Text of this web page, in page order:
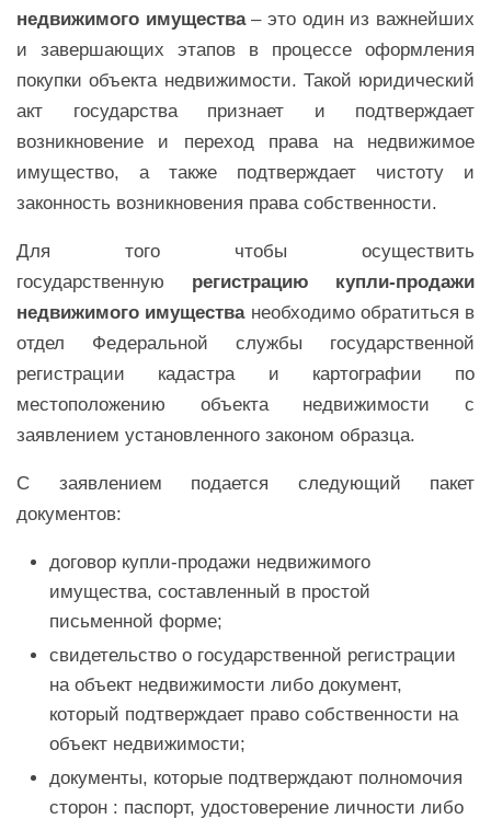
недвижимого имущества– это один из важнейших
и завершающих этапов в процессе оформления
покупки объекта недвижимости. Такой юридический
акт государства признает и подтверждает
возникновение и переход права на недвижимое
имущество, а также подтверждает чистоту и
законность возникновения права собственности.
Для того чтобы осуществить
государственную регистрацию купли-продажи
недвижимого имуществанеобходимо обратиться в
отдел Федеральной службы государственной
регистрации кадастра и картографии по
местоположению объекта недвижимости с
заявлением установленного законом образца.
С заявлением подается следующий пакет
документов:
договор купли-продажи недвижимого
имущества, составленный в простой
письменной форме;
свидетельство о государственной регистрации
на объект недвижимости либо документ,
который подтверждает право собственности на
объект недвижимости;
документы, которые подтверждают полномочия
сторон : паспорт, удостоверение личности либо